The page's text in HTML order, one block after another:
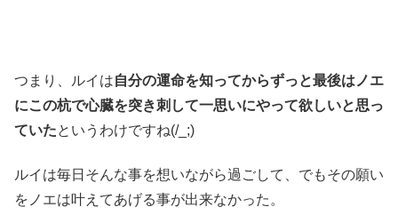
つまり、ルイは自分の運命を知ってからずっと最後はノエ
にこの杭で心臓を突き刺して一思いにやって欲しいと思っ
ていたというわけですね(/_;)
ルイは毎日そんな事を想いながら過ごして、でもその願い
をノエは叶えてあげる事が出来なかった。